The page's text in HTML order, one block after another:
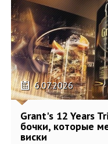
6.07.2026
Grant's 12 Years
бочки, которые
виски